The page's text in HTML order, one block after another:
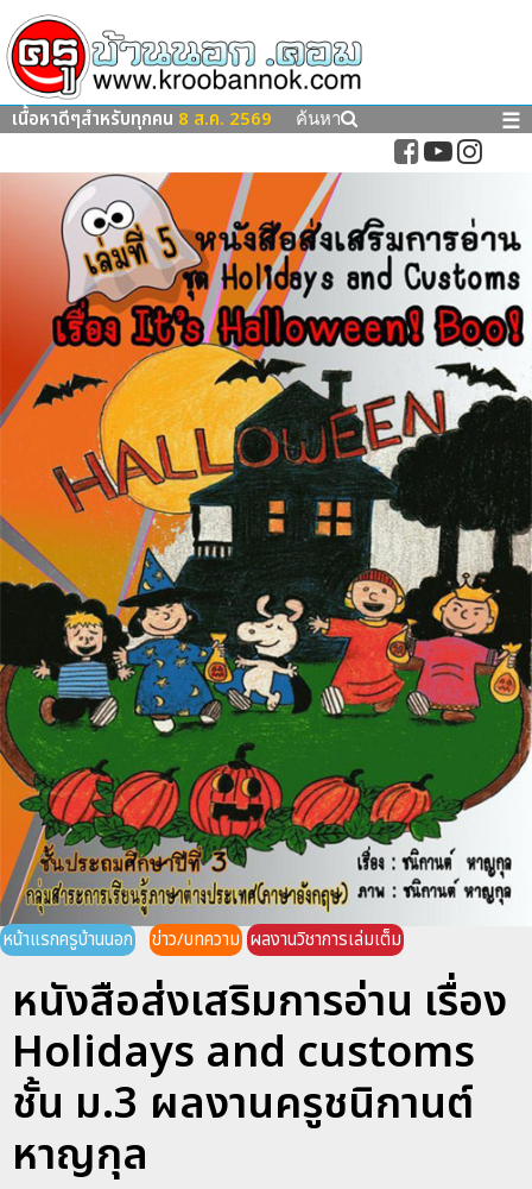
เนื้อหาดีๆสำหรับทุกคน 8 ส.ค. 2569 ค้นหา ☰
หน้าแรกครูบ้านนอก ข่าว/บทความ ผลงานวิชาการเล่มเต็ม
หนังสือส่งเสริมการอ่าน เรื่อง
Holidays and customs
ชั้น ม.3 ผลงานครูชนิกานต์
หาญกุล